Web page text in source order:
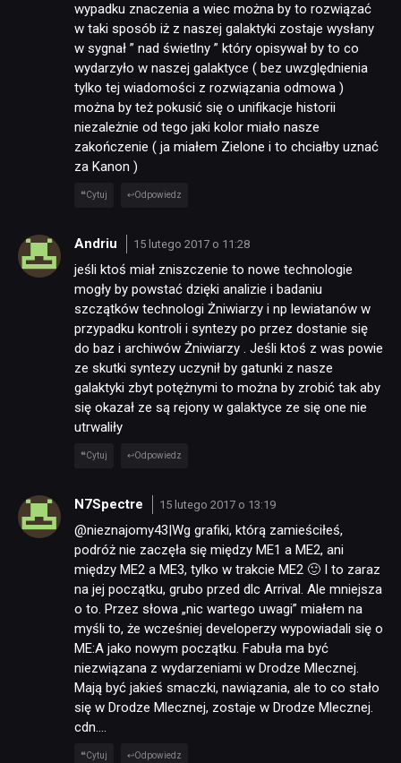
wypadku znaczenia a wiec można by to rozwiązać
w taki sposób iż z naszej galaktyki zostaje wysłany
w sygnał ” nad świetlny ” który opisywał by to co
wydarzyło w naszej galaktyce ( bez uwzględnienia
tylko tej wiadomości z rozwiązania odmowa )
można by też pokusić się o unifikacje historii
niezależnie od tego jaki kolor miało nasze
zakończenie ( ja miałem Zielone i to chciałby uznać
za Kanon )
Cytuj Odpowiedz
Andriu 15 lutego 2017 o 11:28
jeśli ktoś miał zniszczenie to nowe technologie
mogły by powstać dzięki analizie i badaniu
szczątków technologi Żniwiarzy i np lewiatanów w
przypadku kontroli i syntezy po przez dostanie się
do baz i archiwów Żniwiarzy . Jeśli ktoś z was powie
ze skutki syntezy uczynił by gatunki z nasze
galaktyki zbyt potężnymi to można by zrobić tak aby
się okazał ze są rejony w galaktyce ze się one nie
utrwaliły
Cytuj Odpowiedz
N7Spectre 15 lutego 2017 o 13:19
@nieznajomy43|Wg grafiki, którą zamieściłeś,
podróż nie zaczęła się między ME1 a ME2, ani
między ME2 a ME3, tylko w trakcie ME2 🙂 I to zaraz
na jej początku, grubo przed dlc Arrival. Ale mniejsza
o to. Przez słowa „nic wartego uwagi” miałem na
myśli to, że wcześniej developerzy wypowiadali się o
ME:A jako nowym początku. Fabuła ma być
niezwiązana z wydarzeniami w Drodze Mlecznej.
Mają być jakieś smaczki, nawiązania, ale to co stało
się w Drodze Mlecznej, zostaje w Drodze Mlecznej.
cdn….
Cytuj Odpowiedz